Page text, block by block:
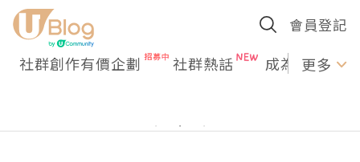
會員登記
社群創作有價企劃 社群熱話 成為U更多